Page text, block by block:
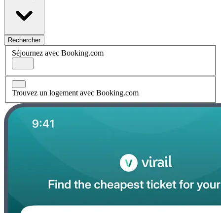
Rechercher
Séjournez avec Booking.com
Trouvez un logement avec Booking.com